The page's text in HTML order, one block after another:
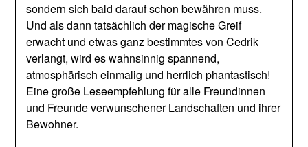
sondern sich bald darauf schon bewähren muss.
Und als dann tatsächlich der magische Greif
erwacht und etwas ganz bestimmtes von Cedrik
verlangt, wird es wahnsinnig spannend,
atmosphärisch einmalig und herrlich phantastisch!
Eine große Leseempfehlung für alle Freundinnen
und Freunde verwunschener Landschaften und ihrer
Bewohner.